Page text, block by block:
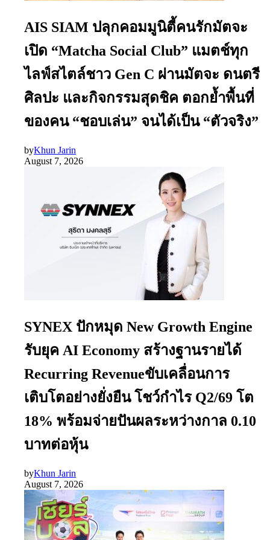
AIS SIAM ปลุกคอมมูนิตี้คนรักมัตจะ
เปิด “Matcha Social Club” แมตช์ทุก
ไลฟ์สไตล์ชาว Gen C ผ่านมัตจะ ดนตรี
ศิลปะ และกิจกรรมสุดชิค ตอกย้ำพื้นที่
ของคน “ชอบเล่น” จนได้เป็น “ตัวจริง”
byKhun Jarin
August 7, 2026
SYNEX ปักหมุด New Growth Engine
รับยุค AI Economy สร้างฐานรายได้
Recurring Revenueขับเคลื่อนการ
เติบโตอย่างยั่งยืน โชว์กำไร Q2/69 โต
18% พร้อมจ่ายปันผลระหว่างกาล 0.10
บาทต่อหุ้น
byKhun Jarin
August 7, 2026